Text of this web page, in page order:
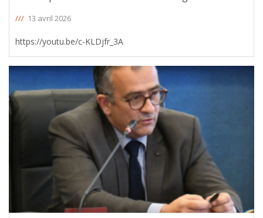
/// 13 avril 2026
https://youtu.be/c-KLDjfr_3A